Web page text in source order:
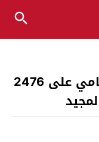
جلالة الملك يصدر عفوه السامي على 2476